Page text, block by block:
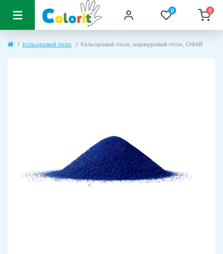
0 0
Кольоровий пісок Кольоровий пісок, мармуровий пісок, СИНІЙ